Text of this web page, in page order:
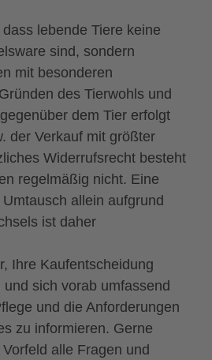
lebende Tiere keine
sind, sondern
mit besonderen
des Tierwohls und
dem Tier erfolgt
der Verkauf mit größter
Widerrufsrecht besteht
regelmäßig nicht. Eine
allein aufgrund
ist daher
Ihre Kaufentscheidung
sich vorab umfassend
und die Anforderungen
zu informieren. Gerne
alle Fragen und